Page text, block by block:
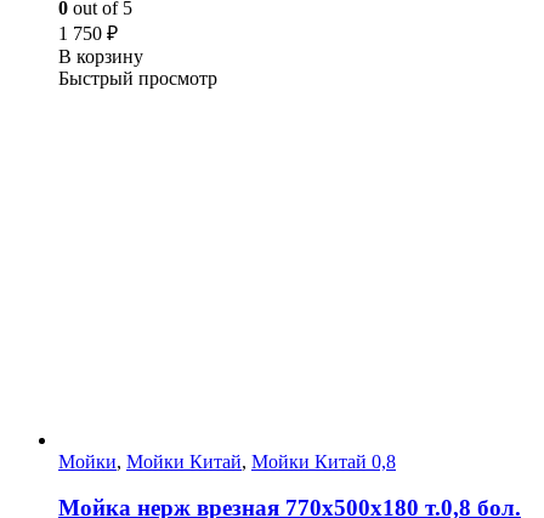
0 out of 5
1 750 ₽
В корзину
Быстрый просмотр
Мойки, Мойки Китай, Мойки Китай 0,8
Мойка нерж врезная 770х500х180 т.0,8 бол.